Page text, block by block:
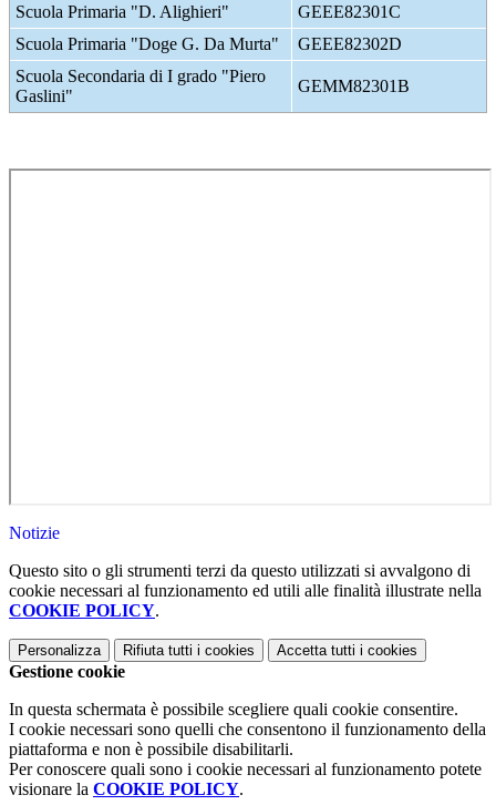
Scuola Primaria "D. Alighieri"
GEEE82301C
Scuola Primaria "Doge G. Da Murta"
GEEE82302D
Scuola Secondaria di I grado "Piero
Gaslini"
GEMM82301B
Notizie
Questo sito o gli strumenti terzi da questo utilizzati si avvalgono di
cookie necessari al funzionamento ed utili alle finalità illustrate nella
COOKIE POLICY.
Personalizza Rifiuta tutti i cookies Accetta tutti i cookies
Gestione cookie
In questa schermata è possibile scegliere quali cookie consentire.
I cookie necessari sono quelli che consentono il funzionamento della
piattaforma e non è possibile disabilitarli.
Per conoscere quali sono i cookie necessari al funzionamento potete
visionare la COOKIE POLICY.